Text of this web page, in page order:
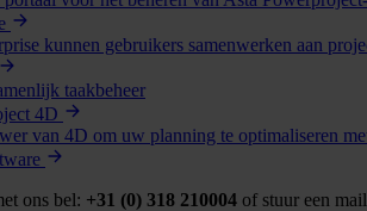
kunnen gebruikers samenwerken aan
taakbeheer
4D
van 4D om uw planning te optimaliseren
ons bel: +31 (0) 318 210004 of stuur een